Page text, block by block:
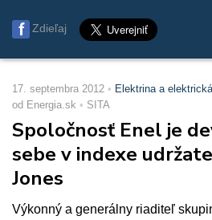
Zdieľaj
17. septembra 2012
Elektrina a
od Energia.sk
SITA
Spoločnosť Enel je
sebe v indexe
Jones
Výkonný a generálny riaditeľ